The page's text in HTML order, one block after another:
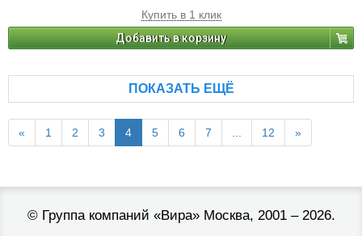
Купить в 1 клик
Добавить в корзину
ПОКАЗАТЬ ЕЩЁ
« 1 2 3 4 5 6 7 ... 12 »
© Группа компаний «Вира»Москва, 2001 – 2026.